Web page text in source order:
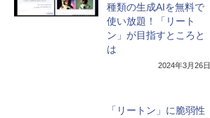
種類の生成AIを無料で
使い放題！「リート
ン」が目指すところと
は
2024年3月26日
「リートン」に脆弱性